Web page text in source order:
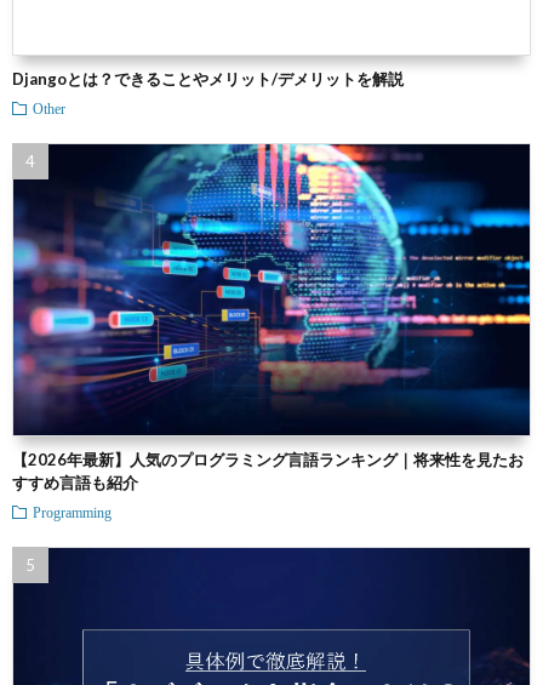
Djangoとは？できることやメリット/デメリットを解説
Other
【2026年最新】人気のプログラミング言語ランキング｜将来性を見たお
すすめ言語も紹介
Programming